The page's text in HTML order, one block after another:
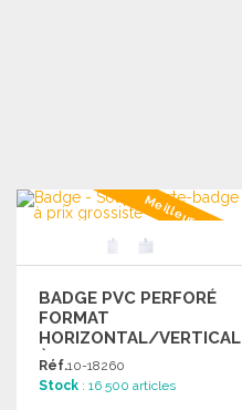
Meilleur prix
BADGE PVC PERFORÉ
FORMAT
HORIZONTAL/VERTICAL
À PRIX DE GROS
Réf.10-18260
Stock : 16 500 articles